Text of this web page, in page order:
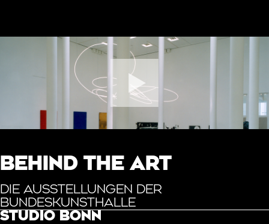
BEHIND THE ART
DIE AUSSTELLUNGEN DER
BUNDESKUNSTHALLE
STUDIO BONN